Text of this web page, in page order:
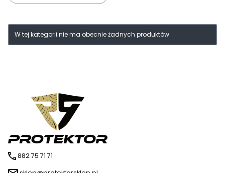
Lista produktów
W tej kategorii nie ma obecnie żadnych produktów
882 75 71 71